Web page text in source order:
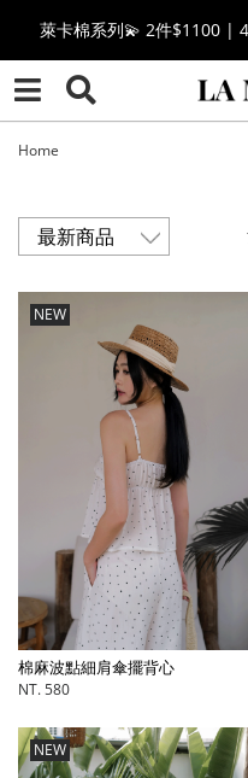
🔥點擊立即➕官方
🎉週年慶全館88折(特價
果凍棉系列⭐2件
萊卡棉系列💫 2件$1100 |
Home
NEW
棉麻波點細肩傘擺背心
NT. 580
NEW